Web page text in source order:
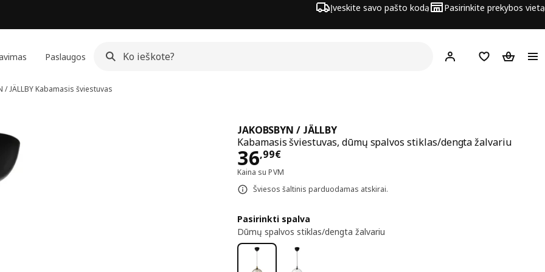
Įveskite savo pašto kodą Pasirinkite prekybos vietą
Paslaugos Hej! Prisijungti
Pageidavimų
Pirkinių
/ JÄLLBYKabamasis šviestuvas
JAKOBSBYN / JÄLLBY
Kabamasis šviestuvas, dūmų spalvos stiklas/dengta žalvariu
36,99€
Kaina 36,99€
Kaina su PVM
Šviesos šaltinis parduodamas atskirai.
Pasirinkti spalva
Dūmų spalvos stiklas/dengta žalvariu